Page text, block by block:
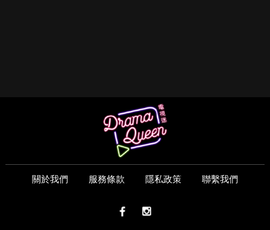
關於我們 服務條款 隱私政策 聯繫我們